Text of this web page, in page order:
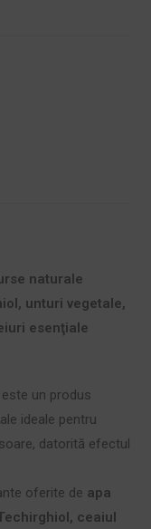
naturale
unturi vegetale,
esenţiale
este un produs
ideale pentru
datorită efectul
oferite de apa
ceaiul